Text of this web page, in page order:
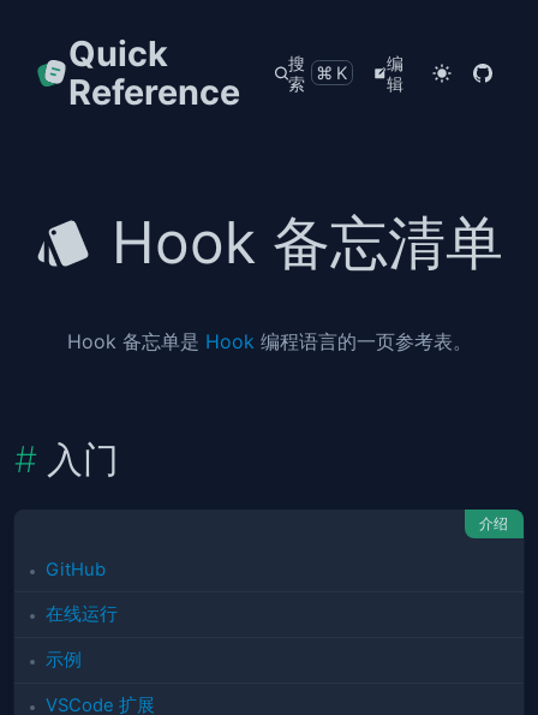
Quick
Reference
搜
索
⌘K
编
辑
Hook 备忘清单
Hook 备忘单是 Hook 编程语言的一页参考表。
入门
介绍
GitHub
在线运行
示例
VSCode 扩展